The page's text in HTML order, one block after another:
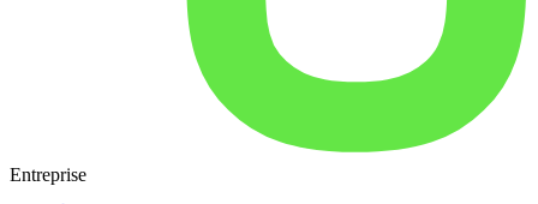
Entreprise